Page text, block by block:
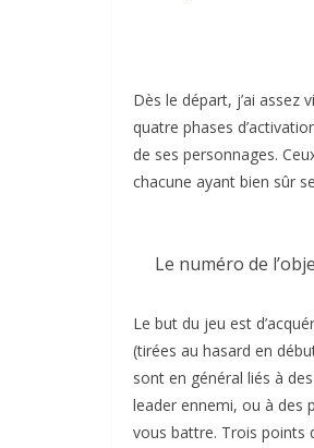
Dès le départ, j’ai assez
quatre phases
de ses personnages.
chacune ayant bien sûr
Le numéro de
Le but du jeu est
(tirées au hasard en
sont en général liés à
leader ennemi, ou à des
vous battre. Trois points